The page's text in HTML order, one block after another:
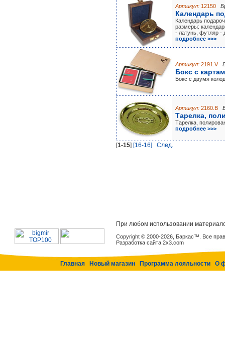
Артикул: 12150
Календарь
Календарь
размеры:
- латунь, футляр -
подробнее >>>
Артикул: 2191.V
Бокс с
Бокс с двумя
Артикул: 2160.B
Тарелка,
Тарелка,
подробнее >>>
[1-15] [16-16] Cлед.
При любом использовании
Copyright © 2000-2026, Баркас™. Все
Разработка сайта 2x3.com
Главная Новый магазин Программа лояльности О